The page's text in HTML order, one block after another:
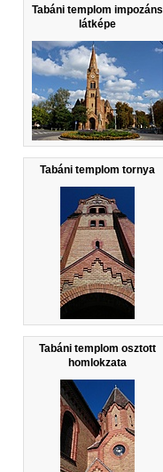
Tabáni templom impozáns
látképe
Tabáni templom tornya
Tabáni templom osztott
homlokzata